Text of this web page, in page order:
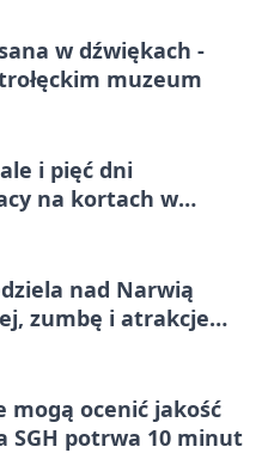
w dźwiękach -
muzeum
i pięć dni
na kortach w
nad Narwią
zumbę i atrakcje
mogą ocenić jakość
SGH potrwa 10 minut